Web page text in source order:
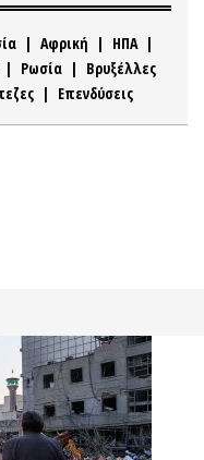
| Αφρική | ΗΠΑ|
| Ρωσία | Βρυξέλλες
| Επενδύσεις